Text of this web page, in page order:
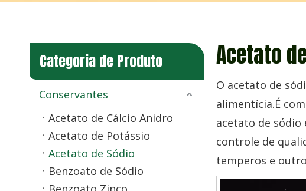
Categoria de Produto
Conservantes
Acetato de Cálcio Anidro
Acetato de Potássio
Acetato de Sódio
Benzoato de Sódio
Acetato
O acetato de
alimentícia.É
acetato de sódio
controle de
temperos e